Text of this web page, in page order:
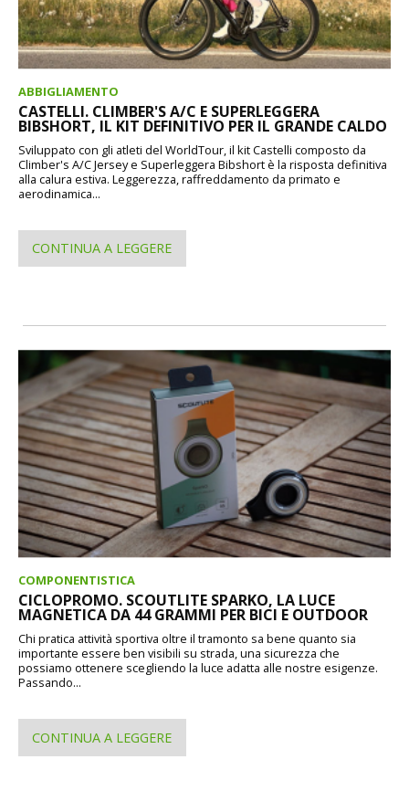
ABBIGLIAMENTO
CASTELLI. CLIMBER'S A/C E SUPERLEGGERA
BIBSHORT, IL KIT DEFINITIVO PER IL GRANDE CALDO
Sviluppato con gli atleti del WorldTour, il kit Castelli composto da
Climber's A/C Jersey e Superleggera Bibshort è la risposta definitiva
alla calura estiva. Leggerezza, raffreddamento da primato e
aerodinamica...
CONTINUA A LEGGERE
COMPONENTISTICA
CICLOPROMO. SCOUTLITE SPARKO, LA LUCE
MAGNETICA DA 44 GRAMMI PER BICI E OUTDOOR
Chi pratica attività sportiva oltre il tramonto sa bene quanto sia
importante essere ben visibili su strada, una sicurezza che
possiamo ottenere scegliendo la luce adatta alle nostre esigenze.
Passando...
CONTINUA A LEGGERE